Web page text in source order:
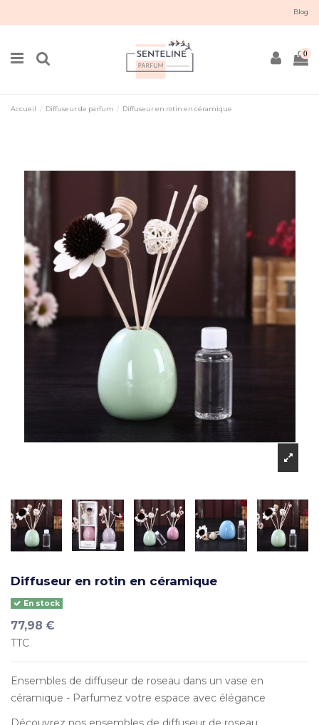
Blog
0
Accueil Diffuseur de parfum Diffuseur en rotin en céramique
Diffuseur en rotin en céramique
En stock
77,98 €
TTC
Ensembles de diffuseur de roseau dans un vase en
céramique - Parfumez votre espace avec élégance